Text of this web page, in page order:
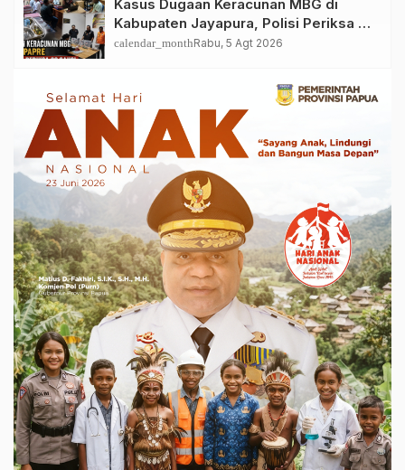
Kasus Dugaan Keracunan MBG di
Kabupaten Jayapura, Polisi Periksa 30
Orang Saksi
calendar_monthRabu, 5 Agt 2026